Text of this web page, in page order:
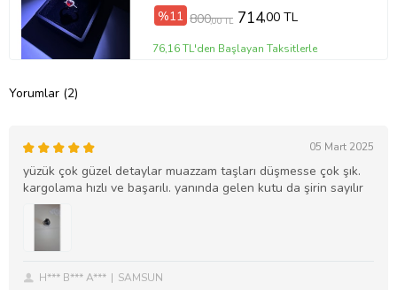
%11 800,00 TL 714,00 TL
76,16 TL'den Başlayan Taksitlerle
Yorumlar (2)
05 Mart 2025
yüzük çok güzel detaylar muazzam taşları düşmesse çok şık.
kargolama hızlı ve başarılı. yanında gelen kutu da şirin sayılır
H*** B*** A*** SAMSUN